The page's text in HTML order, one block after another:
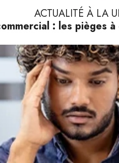
ACTUALITÉ À LA
: les pièges